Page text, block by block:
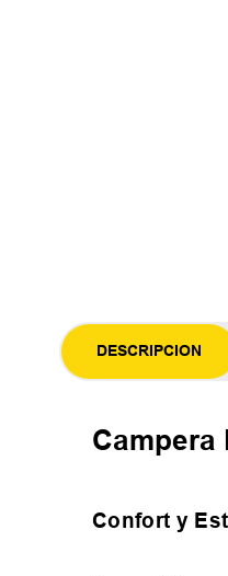
DESCRIPCION
Campera
Confort y